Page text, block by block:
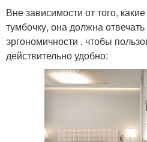
Вне зависимости от того,
тумбочку, она должна
эргономичности , чтобы
действительно удобно: